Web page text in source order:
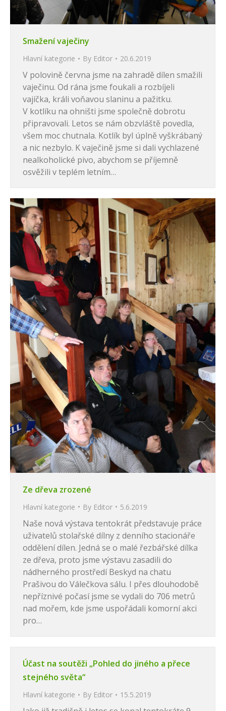
Smažení vaječiny
Hlavní kategorie By Editor 20.6.2019
V polovině června jsme na zahradě dílen smažili
vaječinu. Od rána jsme foukali a rozbíjeli
vajíčka, králi voňavou slaninu a pažitku.
V kotlíku na ohništi jsme společně dobrotu
připravovali. Letos se nám obzvláště povedla,
všem moc chutnala. Kotlík byl úplně vyškrábaný
a nic nezbylo. K vaječině jsme si dali vychlazené
nealkoholické pivo, abychom se příjemně
osvěžili v teplém letním…
Ze dřeva zrozené
Hlavní kategorie By Editor 5.6.2019
Naše nová výstava tentokrát představuje práce
uživatelů stolařské dílny z denního stacionáře
oddělení dílen. Jedná se o malé řezbářské dílka
ze dřeva, proto jsme výstavu zasadili do
nádherného prostředí Beskyd na chatu
Prašivou do Válečkova sálu. I přes dlouhodobě
nepříznivé počasí jsme se vydali do 706 metrů
nad mořem, kde jsme uspořádali komorní akci
pro…
Účast na soutěži „Pohled do jiného a přece
stejného světa“
Hlavní kategorie By Editor 15.5.2019